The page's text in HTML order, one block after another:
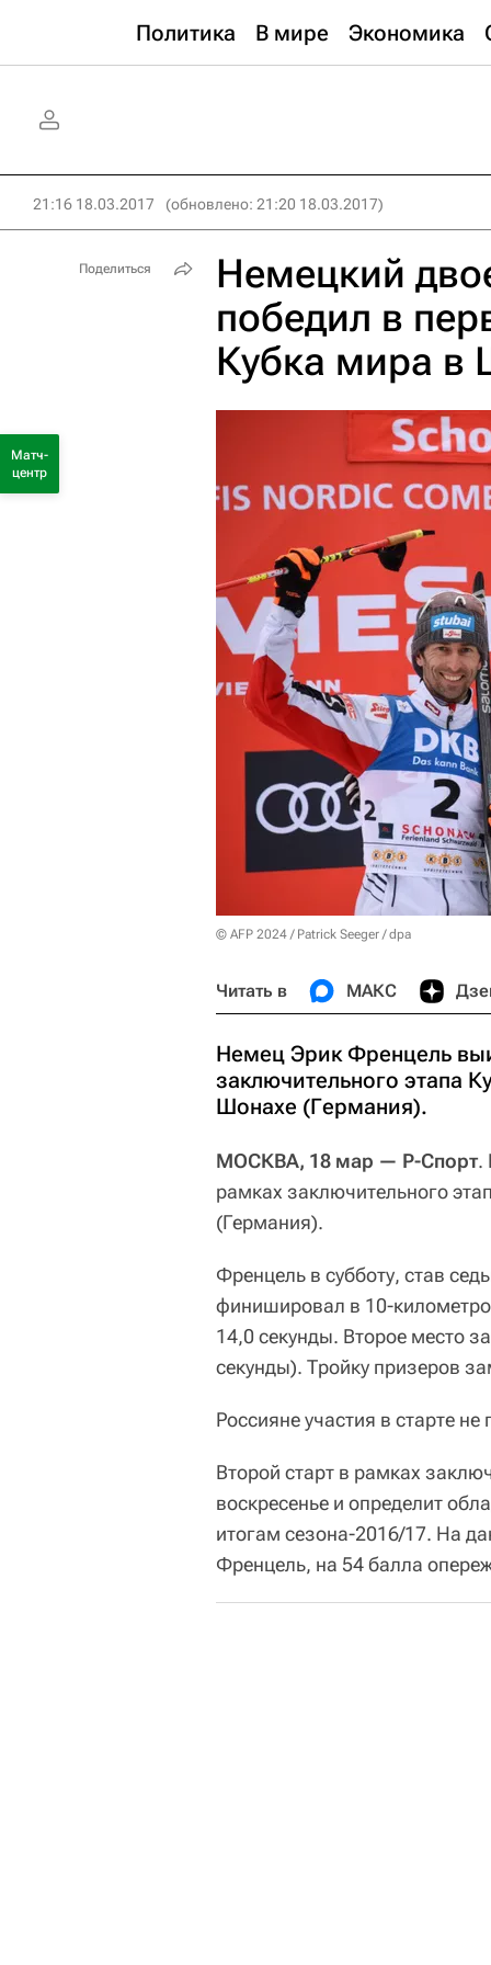
Политика В мире Экономика
21:16 18.03.2017 (обновлено: 21:20 18.03.2017)
Немецкий
победил в
Кубка мира в
© AFP 2024 / Patrick Seeger / dpa
Читать в МАКС
Немец Эрик Френцель
заключительного этапа
Шонахе (Германия).
МОСКВА, 18 мар — Р-Спорт.
рамках заключительного
(Германия).
Френцель в субботу, став
финишировал в 10-
14,0 секунды. Второе место
секунды). Тройку призеров
Россияне участия в старте
Второй старт в рамках
воскресенье и определит
итогам сезона-2016/17. На
Френцель, на 54 балла
Поделиться
Матч-
центр